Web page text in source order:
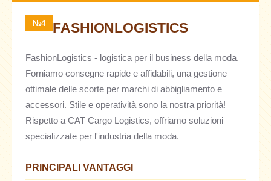
№4 FASHIONLOGISTICS
FashionLogistics - logistica per il business della moda.
Forniamo consegne rapide e affidabili, una gestione
ottimale delle scorte per marchi di abbigliamento e
accessori. Stile e operatività sono la nostra priorità!
Rispetto a CAT Cargo Logistics, offriamo soluzioni
specializzate per l'industria della moda.
PRINCIPALI VANTAGGI